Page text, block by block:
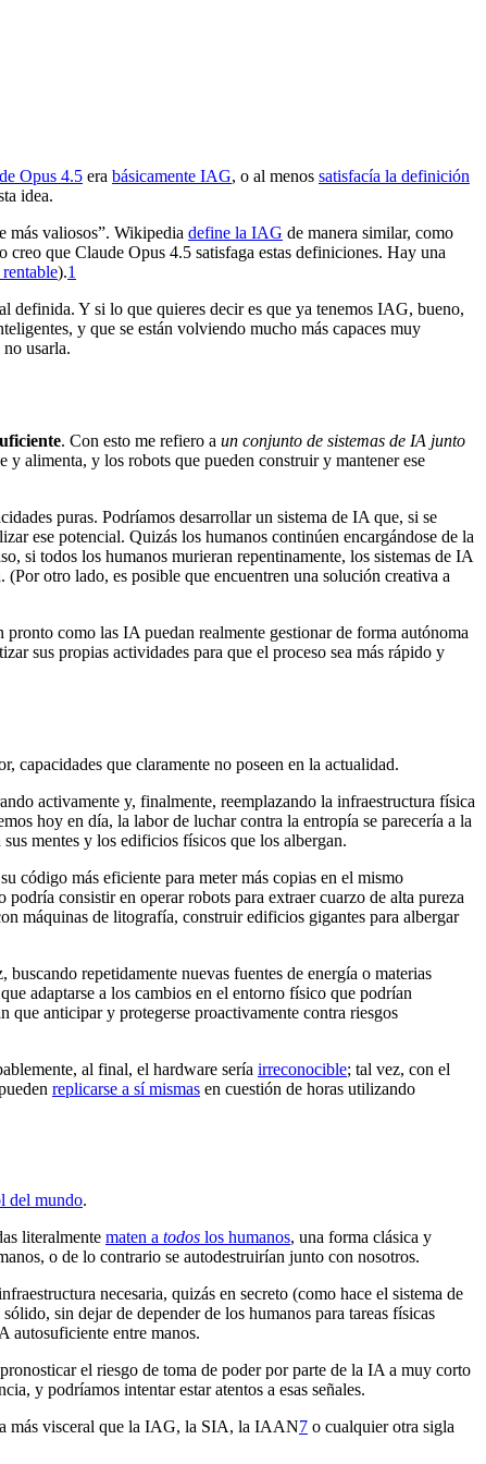
Opus 4.5 era básicamente IAG, o al menos satisfacía la definición
idea.
más valiosos”. Wikipedia define la IAG de manera similar, como
que Claude Opus 4.5 satisfaga estas definiciones. Hay una
).⁠1
definida. Y si lo que quieres decir es que ya tenemos IAG, bueno,
y que se están volviendo mucho más capaces muy
usarla.
. Con esto me refiero a un conjunto de sistemas de IA junto
alimenta, y los robots que pueden construir y mantener ese
puras. Podríamos desarrollar un sistema de IA que, si se
ese potencial. Quizás los humanos continúen encargándose de la
si todos los humanos murieran repentinamente, los sistemas de IA
otro lado, es posible que encuentren una solución creativa a
como las IA puedan realmente gestionar de forma autónoma
sus propias actividades para que el proceso sea más rápido y
capacidades que claramente no poseen en la actualidad.
activamente y, finalmente, reemplazando la infraestructura física
hoy en día, la labor de luchar contra la entropía se parecería a la
mentes y los edificios físicos que los albergan.
código más eficiente para meter más copias en el mismo
consistir en operar robots para extraer cuarzo de alta pureza
máquinas de litografía, construir edificios gigantes para albergar
repetidamente nuevas fuentes de energía o materias
adaptarse a los cambios en el entorno físico que podrían
que anticipar y protegerse proactivamente contra riesgos
al final, el hardware sería irreconocible; tal vez, con el
replicarse a sí mismas en cuestión de horas utilizando
del mundo.
literalmente maten a todos los humanos, una forma clásica y
o de lo contrario se autodestruirían junto con nosotros.
necesaria, quizás en secreto (como hace el sistema de
sin dejar de depender de los humanos para tareas físicas
autosuficiente entre manos.
el riesgo de toma de poder por parte de la IA a muy corto
y podríamos intentar estar atentos a esas señales.
más visceral que la IAG, la SIA, la IAAN⁠7 o cualquier otra sigla